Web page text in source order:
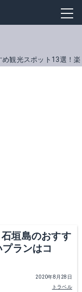
観光スポット13選！
垣島のおすす
ランはコ
2020年8月28日
トラベル